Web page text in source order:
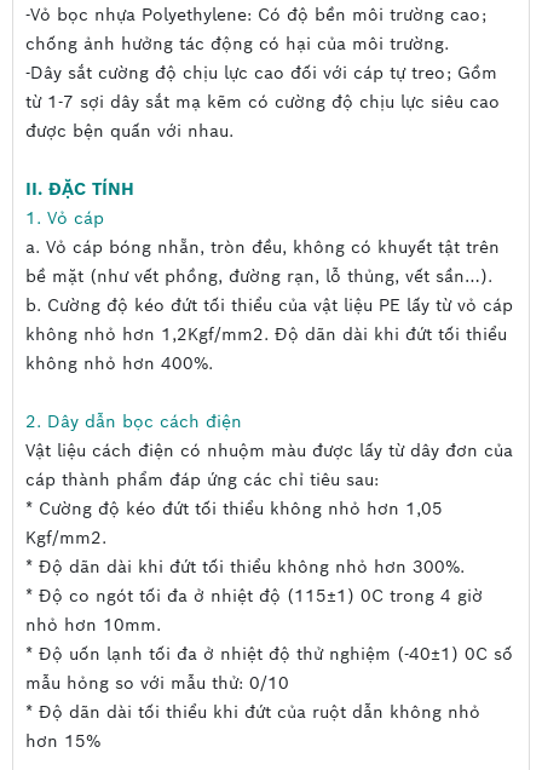
Cấu tạo cáp điện thoại 30 đôi treo
có dầu, có dây chịu lực 30x2x0,5
Vinacap
Dây dẫn:
Ruột dây dẫn làm bằng đồng (Cu) tinh khiến đường
kính 0,5mm, trước khi bọc lớp cách điện sẽ được ủ
mềm. Ruột đồng được đúc bằng công nghệ hút õy, cán
tạo độ ép chặt, vật liệu đảm bảo tuân theo tiêu chuẩn
quốc tế. Mã dây cáp điện thoại 30 đôi 30x2x0,5 gồm
30 cặp dây dẫn được bọc cách lớp cách điện.
Bọc cách điện:
Chất liệu cách điện làm bằng vật liệu PE có khả năng
cách điện tốt, có độ mềm dẻo cao, độ bền môi trường
cao, chống ảnh hưởng của tác động có hại của môi
trường.
Dầu và băng phủ
Dầu được nhồi vào trong nhằm tăng khả năng ngăn
ẩm bảo vệ dây cáp hoạt động được trong môi trường
ẩm trong cống ngầm, hoặc môi trường treo ngoài trời
có điều kiện thời tiết mưa nhiều tại Việt Nam.
Vỏ cáp:
-Vỏ bọc nhựa Polyethylene: Có độ bền môi trường cao;
chống ảnh hưởng tác động có hại của môi trường.
-Dây sắt cường độ chịu lực cao đối với cáp tự treo; Gồm
từ 1-7 sợi dây sắt mạ kẽm có cường độ chịu lực siêu cao
được bện quấn với nhau.
II. ĐẶC TÍNH
1. Vỏ cáp
a. Vỏ cáp bóng nhẵn, tròn đều, không có khuyết tật trên
bề mặt (như vết phồng, đường rạn, lỗ thủng, vết sần…).
b. Cường độ kéo đứt tối thiểu của vật liệu PE lấy từ vỏ cáp
không nhỏ hơn 1,2Kgf/mm2. Độ dãn dài khi đứt tối thiểu
không nhỏ hơn 400%.
2. Dây dẫn bọc cách điện
Vật liệu cách điện có nhuộm màu được lấy từ dây đơn của
cáp thành phẩm đáp ứng các chỉ tiêu sau:
* Cường độ kéo đứt tối thiểu không nhỏ hơn 1,05
Kgf/mm2.
* Độ dãn dài khi đứt tối thiểu không nhỏ hơn 300%.
* Độ co ngót tối đa ở nhiệt độ (115±1) 0C trong 4 giờ
nhỏ hơn 10mm.
* Độ uốn lạnh tối đa ở nhiệt độ thử nghiệm (-40±1) 0C số
mẫu hỏng so với mẫu thử: 0/10
* Độ dãn dài tối thiểu khi đứt của ruột dẫn không nhỏ
hơn 15%